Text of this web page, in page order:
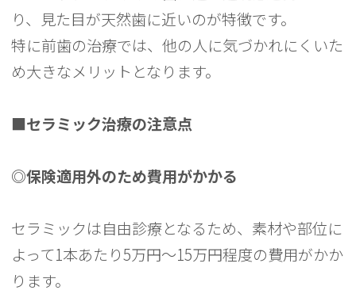
り、見た目が天然歯に近いのが特徴です。
特に前歯の治療では、他の人に気づかれにくいた
め大きなメリットとなります。
■セラミック治療の注意点
◎保険適用外のため費用がかかる
セラミックは自由診療となるため、素材や部位に
よって1本あたり5万円〜15万円程度の費用がかか
ります。